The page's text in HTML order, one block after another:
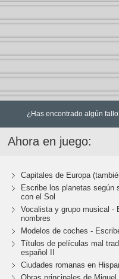
¿Has encontrado algún
Ahora en juego:
Capitales de Europa
Escribe los planetas según
con el Sol
Vocalista y grupo musical -
nombres
Modelos de coches -
Títulos de películas mal
español II
Ciudades romanas en